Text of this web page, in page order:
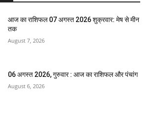
आज का राशिफल 07 अगस्त 2026 शुक्रवार: मेष से मीन
तक
August 7, 2026
06 अगस्त 2026, गुरुवार : आज का राशिफल और पंचांग
August 6, 2026